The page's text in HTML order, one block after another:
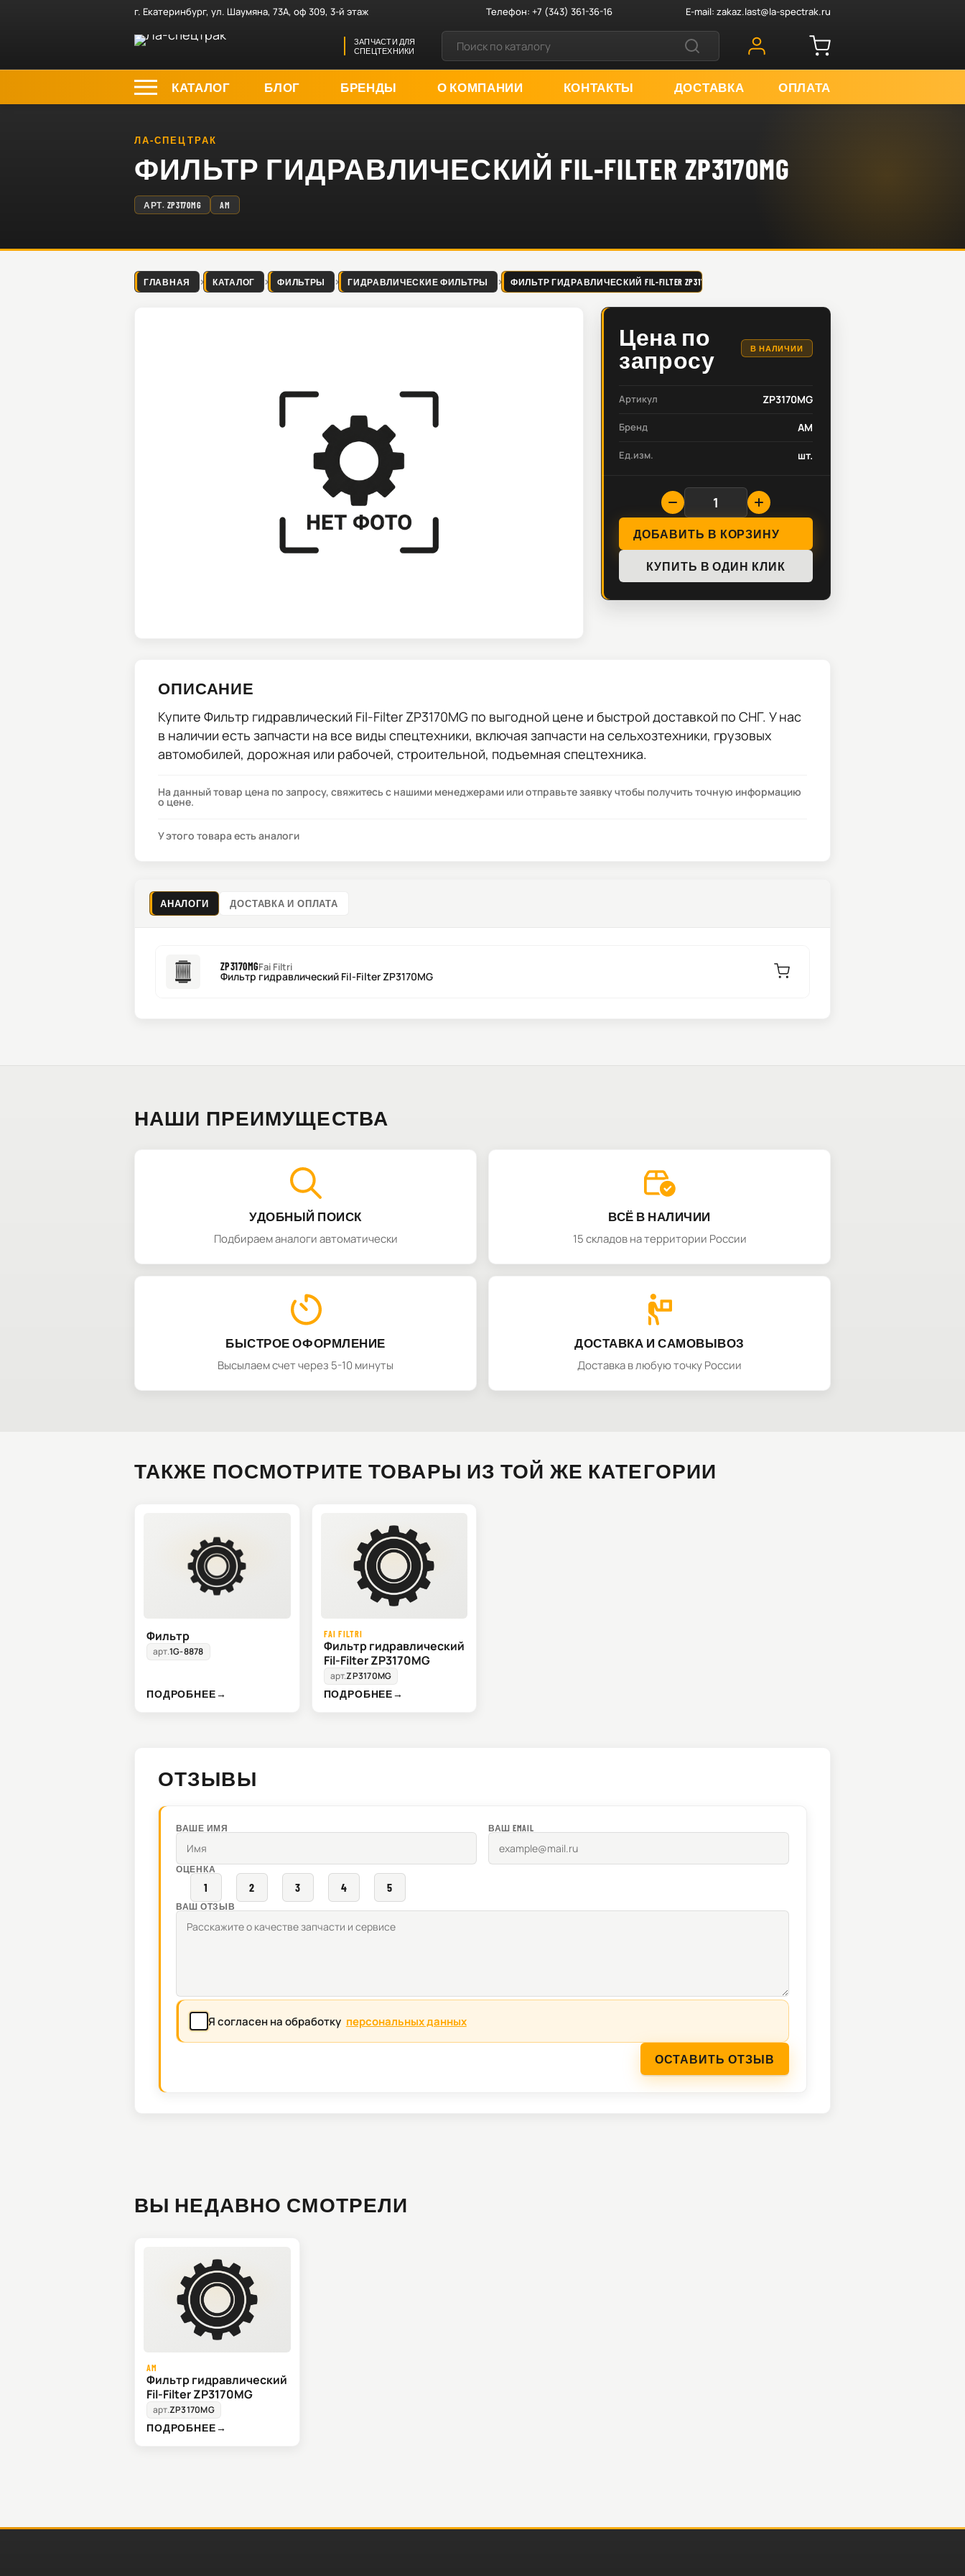
г. Екатеринбург, ул. Шаумяна, 73А, оф 309, 3-й этаж Телефон:+7 (343) 361-36-16 E-mail: zakaz.last@la-spectrak.ru
ЗАПЧАСТИ ДЛЯ
СПЕЦТЕХНИКИ
КАТАЛОГ БЛОГ БРЕНДЫ О КОМПАНИИ КОНТАКТЫ ДОСТАВКА ОПЛАТА
ЛА-СПЕЦТРАК
ФИЛЬТР ГИДРАВЛИЧЕСКИЙ FIL-FILTER ZP3170MG
АРТ. ZP3170MG AM
ГЛАВНАЯ КАТАЛОГ ФИЛЬТРЫ ГИДРАВЛИЧЕСКИЕ ФИЛЬТРЫ ФИЛЬТР ГИДРАВЛИЧЕСКИЙ FIL-FILTER ZP3170MG
Цена по
запросу
В НАЛИЧИИ
Артикул ZP3170MG
Бренд AM
Ед.изм. шт.
ДОБАВИТЬ В КОРЗИНУ
КУПИТЬ В ОДИН КЛИК
ОПИСАНИЕ
Купите Фильтр гидравлический Fil-Filter ZP3170MG по выгодной цене и быстрой доставкой по СНГ. У нас
в наличии есть запчасти на все виды спецтехники, включая запчасти на сельхозтехники, грузовых
автомобилей, дорожная или рабочей, строительной, подъемная спецтехника.
На данный товар цена по запросу, свяжитесь с нашими менеджерами или отправьте заявку чтобы получить точную информацию
о цене.
У этого товара есть аналоги
АНАЛОГИ ДОСТАВКА И ОПЛАТА
ZP3170MGFai Filtri
Фильтр гидравлический Fil-Filter ZP3170MG
НАШИ ПРЕИМУЩЕСТВА
УДОБНЫЙ ПОИСК
Подбираем аналоги автоматически
ВСЁ В НАЛИЧИИ
15 складов на территории России
БЫСТРОЕ ОФОРМЛЕНИЕ
Высылаем счет через 5-10 минуты
ДОСТАВКА И САМОВЫВОЗ
Доставка в любую точку России
ТАКЖЕ ПОСМОТРИТЕ ТОВАРЫ ИЗ ТОЙ ЖЕ КАТЕГОРИИ
Фильтр
арт.1G-8878
ПОДРОБНЕЕ→
FAI FILTRI
Фильтр гидравлический
Fil-Filter ZP3170MG
арт.ZP3170MG
ПОДРОБНЕЕ→
ОТЗЫВЫ
ВАШЕ ИМЯ ВАШ EMAIL
ОЦЕНКА
1 2 3 4 5
ВАШ ОТЗЫВ
Я согласен на обработку персональных данных
ОСТАВИТЬ ОТЗЫВ
ВЫ НЕДАВНО СМОТРЕЛИ
AM
Фильтр гидравлический
Fil-Filter ZP3170MG
арт.ZP3170MG
ПОДРОБНЕЕ→